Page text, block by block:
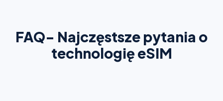
FAQ- Najczęstsze pytania o
technologię eSIM